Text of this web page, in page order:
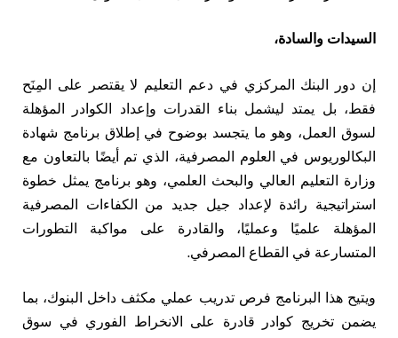
السيدات والسادة،
إن دور البنك المركزي في دعم التعليم لا يقتصر على المِنَح
فقط، بل يمتد ليشمل بناء القدرات وإعداد الكوادر المؤهلة
لسوق العمل، وهو ما يتجسد بوضوح في إطلاق برنامج شهادة
البكالوريوس في العلوم المصرفية، الذي تم أيضًا بالتعاون مع
وزارة التعليم العالي والبحث العلمي، وهو برنامج يمثل خطوة
استراتيجية رائدة لإعداد جيل جديد من الكفاءات المصرفية
المؤهلة علميًا وعمليًا، والقادرة على مواكبة التطورات
المتسارعة في القطاع المصرفي.
ويتيح هذا البرنامج فرص تدريب عملي مكثف داخل البنوك، بما
يضمن تخريج كوادر قادرة على الانخراط الفوري في سوق